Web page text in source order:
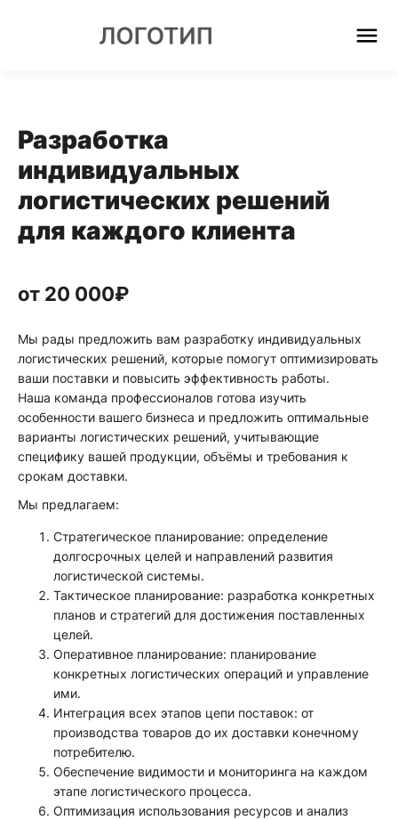
Разработка
индивидуальных
логистических решений
для каждого клиента
от 20 000₽
Мы рады предложить вам разработку индивидуальных
логистических решений, которые помогут оптимизировать
ваши поставки и повысить эффективность работы.
Наша команда профессионалов готова изучить
особенности вашего бизнеса и предложить оптимальные
варианты логистических решений, учитывающие
специфику вашей продукции, объёмы и требования к
срокам доставки.
Мы предлагаем:
Стратегическое планирование: определение
долгосрочных целей и направлений развития
логистической системы.
Тактическое планирование: разработка конкретных
планов и стратегий для достижения поставленных
целей.
Оперативное планирование: планирование
конкретных логистических операций и управление
ими.
Интеграция всех этапов цепи поставок: от
производства товаров до их доставки конечному
потребителю.
Обеспечение видимости и мониторинга на каждом
этапе логистического процесса.
Оптимизация использования ресурсов и анализ
МНЕ